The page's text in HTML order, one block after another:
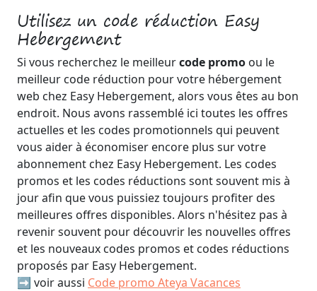
Utilisez un code réduction Easy
Hebergement
Si vous recherchez le meilleurcode promo ou le
meilleur code réduction pour votre hébergement
web chez Easy Hebergement, alors vous êtes au bon
endroit. Nous avons rassemblé ici toutes les offres
actuelles et les codes promotionnels qui peuvent
vous aider à économiser encore plus sur votre
abonnement chez Easy Hebergement. Les codes
promos et les codes réductions sont souvent mis à
jour afin que vous puissiez toujours profiter des
meilleures offres disponibles. Alors n'hésitez pas à
revenir souvent pour découvrir les nouvelles offres
et les nouveaux codes promos et codes réductions
proposés par Easy Hebergement.
➡️ voir aussi Code promo Ateya Vacances